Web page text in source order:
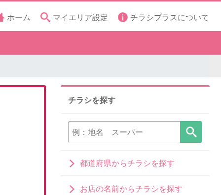
ホーム マイエリア設定 チラシプラスについて
チラシを探す
都道府県からチラシを探す
お店の名前からチラシを探す